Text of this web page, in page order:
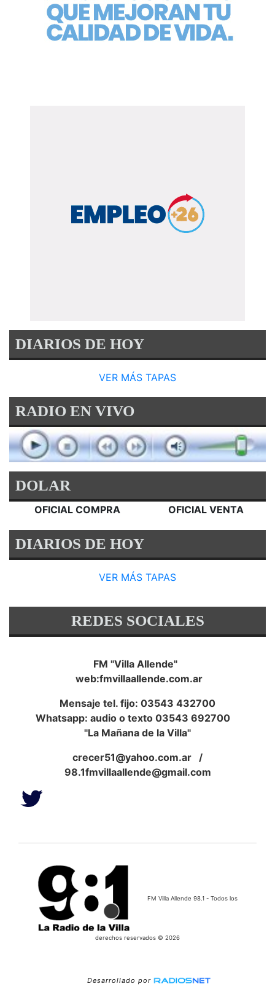
DIARIOS DE HOY
VER MÁS TAPAS
RADIO EN VIVO
DOLAR
OFICIAL COMPRA OFICIAL VENTA
DIARIOS DE HOY
VER MÁS TAPAS
REDES SOCIALES
FM "Villa Allende"
web:fmvillaallende.com.ar
Mensaje tel. fijo: 03543 432700
Whatsapp: audio o texto 03543 692700
"La Mañana de la Villa"
crecer51@yahoo.com.ar /
98.1fmvillaallende@gmail.com
FM Villa Allende 98.1 - Todos los
derechos reservados © 2026
Desarrollado por